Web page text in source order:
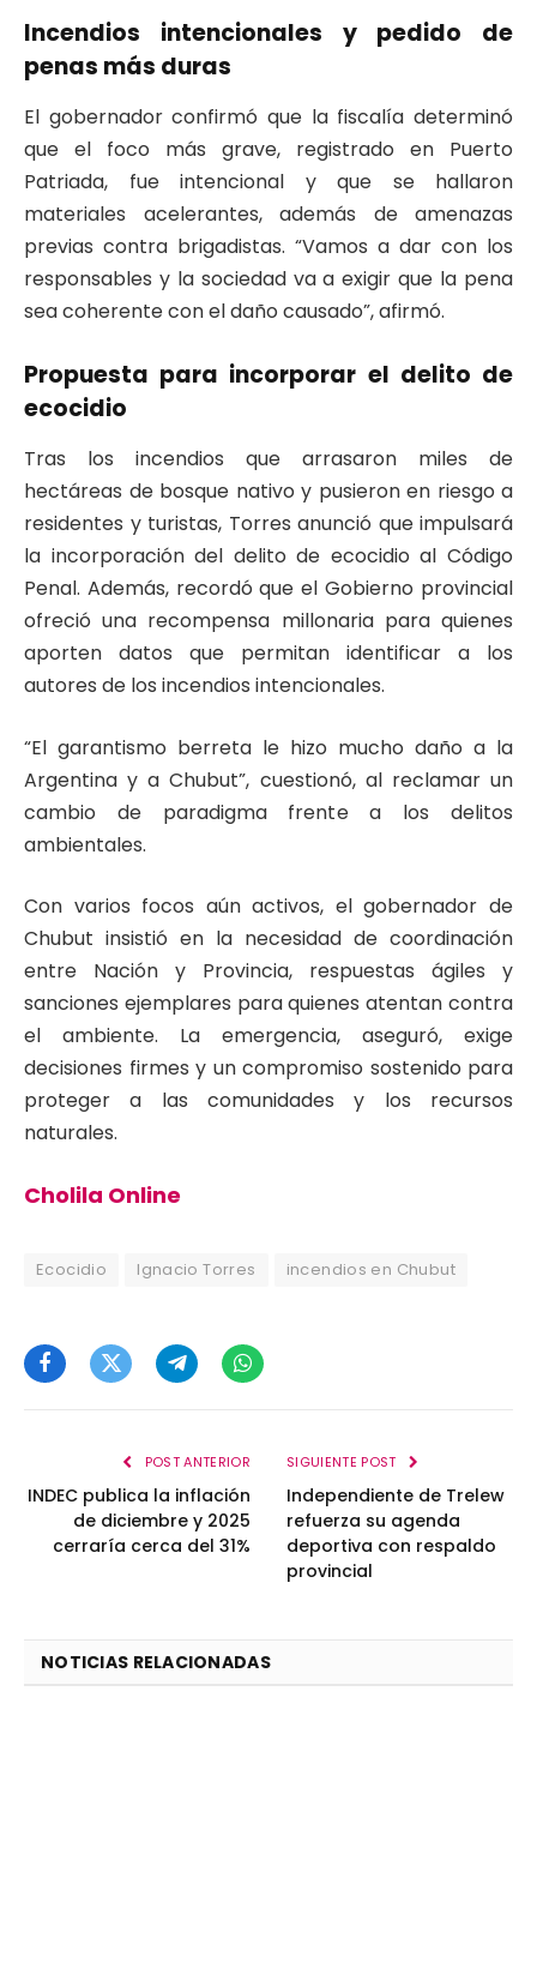
Incendios intencionales y pedido de
penas más duras
El gobernador confirmó que la fiscalía determinó
que el foco más grave, registrado en Puerto
Patriada, fue intencional y que se hallaron
materiales acelerantes, además de amenazas
previas contra brigadistas. “Vamos a dar con los
responsables y la sociedad va a exigir que la pena
sea coherente con el daño causado”, afirmó.
Propuesta para incorporar el delito de
ecocidio
Tras los incendios que arrasaron miles de
hectáreas de bosque nativo y pusieron en riesgo a
residentes y turistas, Torres anunció que impulsará
la incorporación del delito de ecocidio al Código
Penal. Además, recordó que el Gobierno provincial
ofreció una recompensa millonaria para quienes
aporten datos que permitan identificar a los
autores de los incendios intencionales.
“El garantismo berreta le hizo mucho daño a la
Argentina y a Chubut”, cuestionó, al reclamar un
cambio de paradigma frente a los delitos
ambientales.
Con varios focos aún activos, el gobernador de
Chubut insistió en la necesidad de coordinación
entre Nación y Provincia, respuestas ágiles y
sanciones ejemplares para quienes atentan contra
el ambiente. La emergencia, aseguró, exige
decisiones firmes y un compromiso sostenido para
proteger a las comunidades y los recursos
naturales.
Cholila Online
Ecocidio Ignacio Torres incendios en Chubut
FacebookTwitterTelegramWhatsApp
POST ANTERIOR
INDEC publica la inflación
de diciembre y 2025
cerraría cerca del 31%
SIGUIENTE POST
Independiente de Trelew
refuerza su agenda
deportiva con respaldo
provincial
NOTICIAS RELACIONADAS